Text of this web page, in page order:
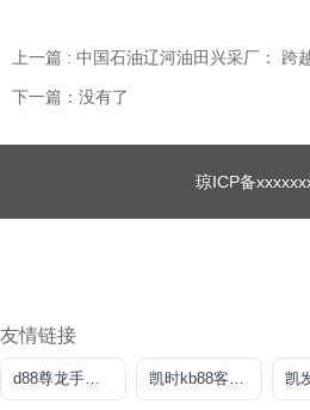
上一篇 : 中国石油辽河油田兴采厂： 跨
下一篇：没有了
琼ICP备
友情链接
d88尊龙手机版认定AG发财网 凯时kb88客户端